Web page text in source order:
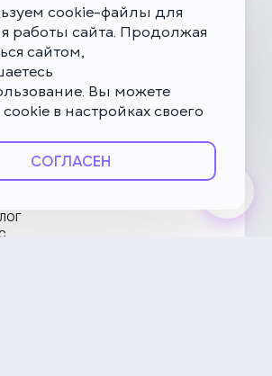
клиника на Введенского
Введенского, 24Б
Карамышевской набережной
наб., 2А
cookie-файлы для
работы сайта. Продолжая
сайтом,
Вы можете
cookie в настройках своего
СОГЛАСЕН